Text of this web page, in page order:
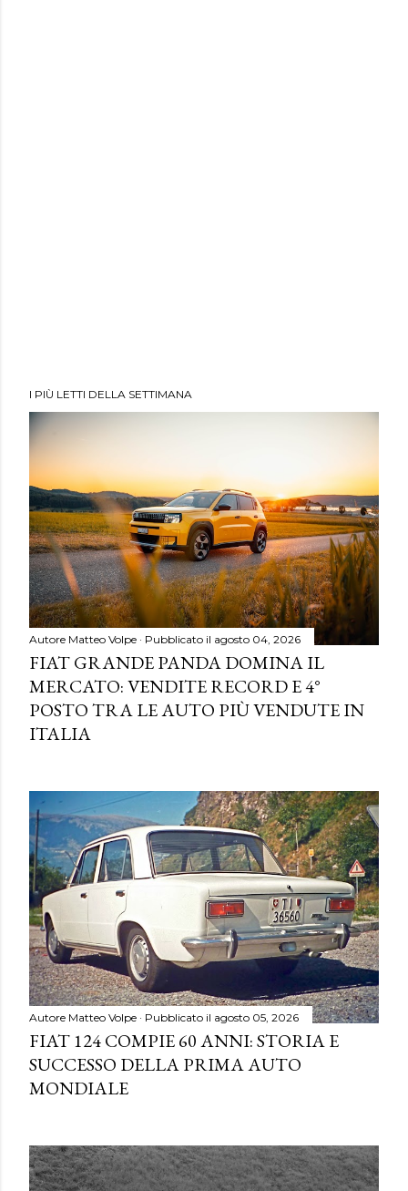
I PIÙ LETTI DELLA SETTIMANA
Autore Matteo Volpe Pubblicato il agosto 04, 2026
FIAT GRANDE PANDA DOMINA IL
MERCATO: VENDITE RECORD E 4°
POSTO TRA LE AUTO PIÙ VENDUTE IN
ITALIA
Autore Matteo Volpe Pubblicato il agosto 05, 2026
FIAT 124 COMPIE 60 ANNI: STORIA E
SUCCESSO DELLA PRIMA AUTO
MONDIALE